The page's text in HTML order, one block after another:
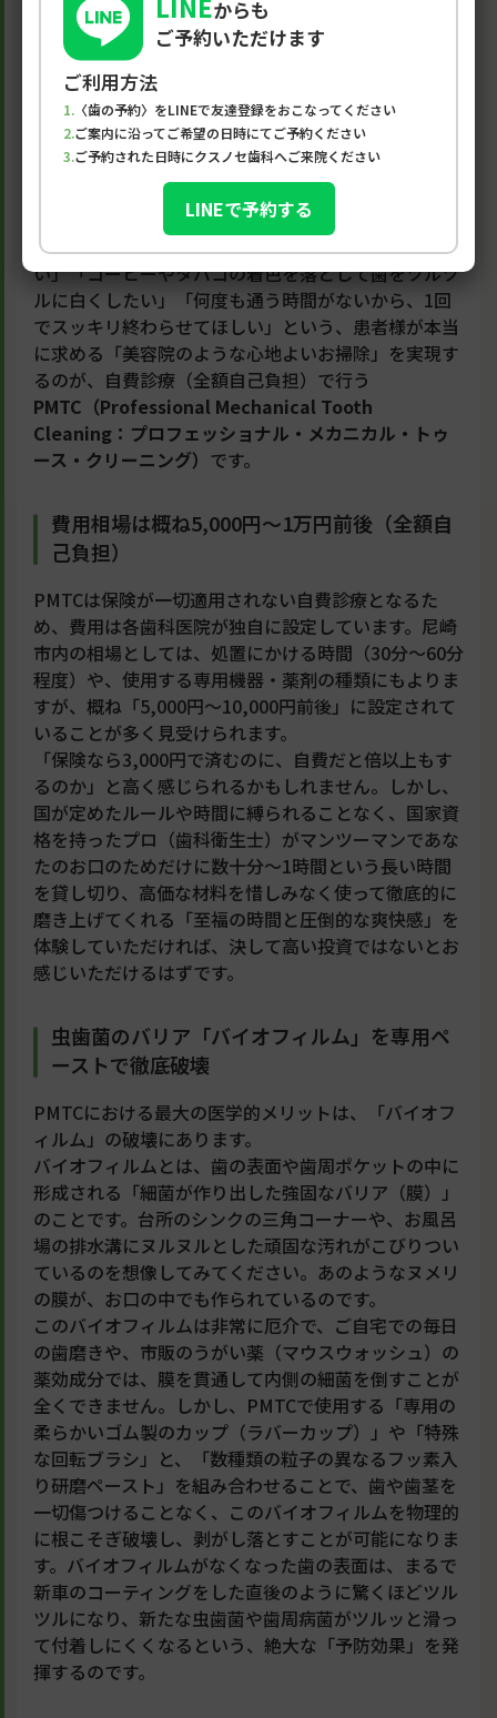
自費診療の「PMTC（プロフェッショナ
ル・クリーニング）」とは？
ここまで、保険診療におけるクリーニングが「厳しい
ルールに縛られた『病気の治療』である」という現実
をお話ししてきました。
これに対して、「病気はないけれど徹底的に予防した
い」「コーヒーやタバコの着色を落として歯をツルツ
ルに白くしたい」「何度も通う時間がないから、1回
でスッキリ終わらせてほしい」という、患者様が本当
に求める「美容院のような心地よいお掃除」を実現す
るのが、自費診療（全額自己負担）で行う
PMTC（Professional Mechanical Tooth
Cleaning：プロフェッショナル・メカニカル・トゥ
ース・クリーニング） です。
費用相場は概ね5,000円〜1万円前後（全額自
己負担）
PMTCは保険が一切適用されない自費診療となるた
め、費用は各歯科医院が独自に設定しています。尼崎
市内の相場としては、処置にかける時間（30分〜60分
程度）や、使用する専用機器・薬剤の種類にもよりま
すが、概ね「5,000円〜10,000円前後」に設定されて
いることが多く見受けられます。
「保険なら3,000円で済むのに、自費だと倍以上もす
るのか」と高く感じられるかもしれません。しかし、
国が定めたルールや時間に縛られることなく、国家資
格を持ったプロ（歯科衛生士）がマンツーマンであな
たのお口のためだけに数十分〜1時間という長い時間
を貸し切り、高価な材料を惜しみなく使って徹底的に
磨き上げてくれる「至福の時間と圧倒的な爽快感」を
体験していただければ、決して高い投資ではないとお
感じいただけるはずです。
虫歯菌のバリア「バイオフィルム」を専用ペ
ーストで徹底破壊
PMTCにおける最大の医学的メリットは、「バイオフ
ィルム」の破壊にあります。
バイオフィルムとは、歯の表面や歯周ポケットの中に
形成される「細菌が作り出した強固なバリア（膜）」
のことです。台所のシンクの三角コーナーや、お風呂
場の排水溝にヌルヌルとした頑固な汚れがこびりつい
ているのを想像してみてください。あのようなヌメリ
の膜が、お口の中でも作られているのです。
このバイオフィルムは非常に厄介で、ご自宅での毎日
の歯磨きや、市販のうがい薬（マウスウォッシュ）の
薬効成分では、膜を貫通して内側の細菌を倒すことが
全くできません。しかし、PMTCで使用する「専用の
柔らかいゴム製のカップ（ラバーカップ）」や「特殊
な回転ブラシ」と、「数種類の粒子の異なるフッ素入
り研磨ペースト」を組み合わせることで、歯や歯茎を
一切傷つけることなく、このバイオフィルムを物理的
に根こそぎ破壊し、剥がし落とすことが可能になりま
す。バイオフィルムがなくなった歯の表面は、まるで
新車のコーティングをした直後のように驚くほどツル
ツルになり、新たな虫歯菌や歯周病菌がツルッと滑っ
て付着しにくくなるという、絶大な「予防効果」を発
揮するのです。
からも
ご予約いただけます
ご利用方法
〈歯の予約〉をLINEで友達登録をおこなってください
ご案内に沿ってご希望の日時にてご予約ください
ご予約された日時にクスノセ歯科へご来院ください
LINEで予約する